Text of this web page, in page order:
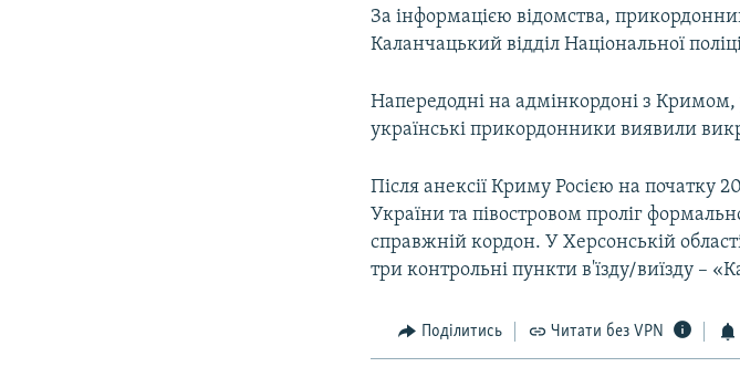
За інформацією відомства,
Каланчацький відділ Національної
Напередодні на адмінкордоні з Кримом,
українські прикордонники виявили
Після анексії Криму Росією на
України та півостровом проліг
справжній кордон. У Херсонській
три контрольні пункти в'їзду/виїзду –
Поділитись Читати без VPN